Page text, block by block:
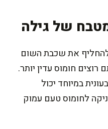
של גילה
את שכבת השום
חומוס עדין יותר.
במיוחד יכול
לחומוס טעם עמוק